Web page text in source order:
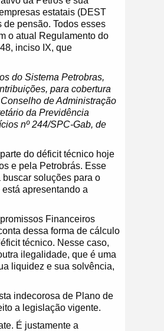
estatais (DEST
pensão. Todos esses
o atual Regulamento do
inciso IX, que
do Sistema Petrobras,
para cobertura
de Administração
da Previdência
nº 244/SPC-Gab, de
do déficit técnico hoje
e pela Petrobrás. Esse
soluções para o
apresentando a
Financeiros
dessa forma de cálculo
técnico. Nesse caso,
ilegalidade, que é uma
liquidez e sua solvência,
indecorosa de Plano de
a legislação vigente.
É justamente a